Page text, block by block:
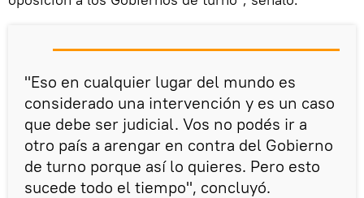
"Eso en cualquier lugar del mundo es
considerado una intervención y es un caso
que debe ser judicial. Vos no podés ir a
otro país a arengar en contra del Gobierno
de turno porque así lo quieres. Pero esto
sucede todo el tiempo", concluyó.